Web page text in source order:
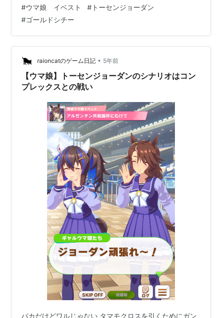
シチーはどこにも出かけずホテルでのんびりしようとい
い寝てしまう。 これまでにもシチーはシラケたところが
あったためジョーダンはシチーの友情を信じられなくな
ってしまうのだ。 一方シチーはこれまで打算とステータ
スでしか人間関係を築けなかったため、地を出せ…
#ウマ娘 イベスト # トーセンジョーダン
#ゴールドシチー
raioncatのゲーム日記 • 5年前
【ウマ娘】トーセンジョーダンのシナリオはコン
プレックスとの戦い
バカだけどワルじゃない タマモクロスを引くためにガン